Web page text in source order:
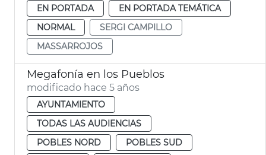
EN PORTADA
EN PORTADA TEMÁTICA
NORMAL
SERGI CAMPILLO
MASSARROJOS
Megafonía en los Pueblos
modificado hace 5 años
AYUNTAMIENTO
TODAS LAS AUDIENCIAS
POBLES NORD
POBLES SUD